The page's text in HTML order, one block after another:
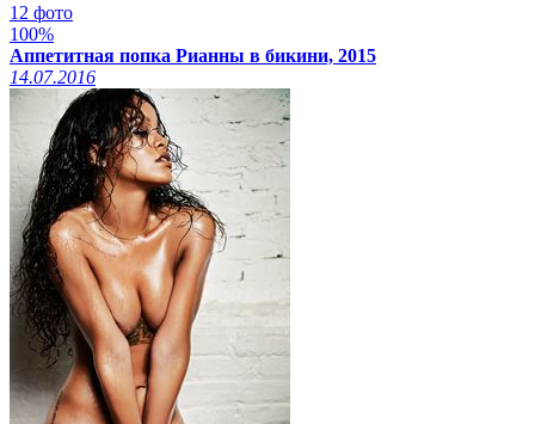
12 фото
100%
Аппетитная попка Рианны в бикини, 2015
14.07.2016